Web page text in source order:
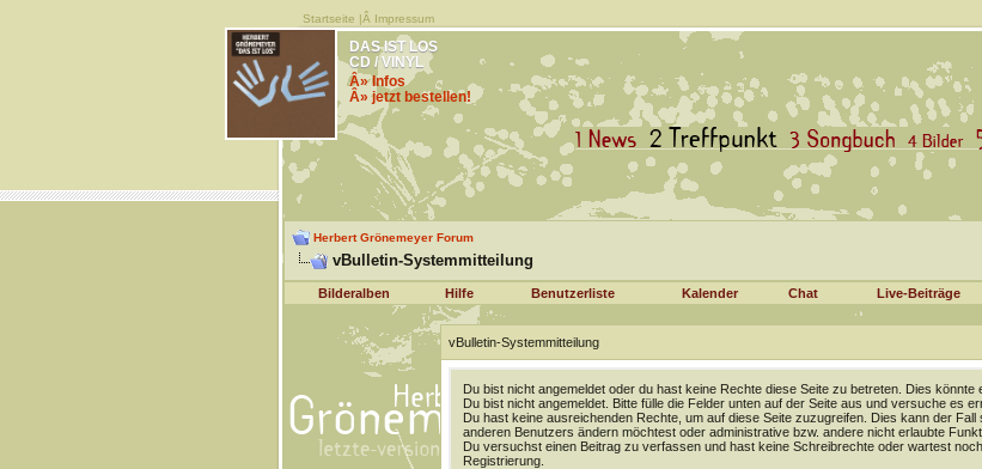
Startseite |Â Impressum
DAS IST LOS
CD / VINYL
Â» Infos
Â» jetzt bestellen!
Herbert Grönemeyer Forum
vBulletin-Systemmitteilung
Bilderalben Hilfe Benutzerliste Kalender Chat Live-Beiträge
vBulletin-Systemmitteilung
Du bist nicht angemeldet oder du hast keine Rechte diese Seite zu betreten. Dies könnte
Du bist nicht angemeldet. Bitte fülle die Felder unten auf der Seite aus und versuche es
Du hast keine ausreichenden Rechte, um auf diese Seite zuzugreifen. Dies kann der Fall
anderen Benutzers ändern möchtest oder administrative bzw. andere nicht erlaubte
Du versuchst einen Beitrag zu verfassen und hast keine Schreibrechte oder wartest
Registrierung.